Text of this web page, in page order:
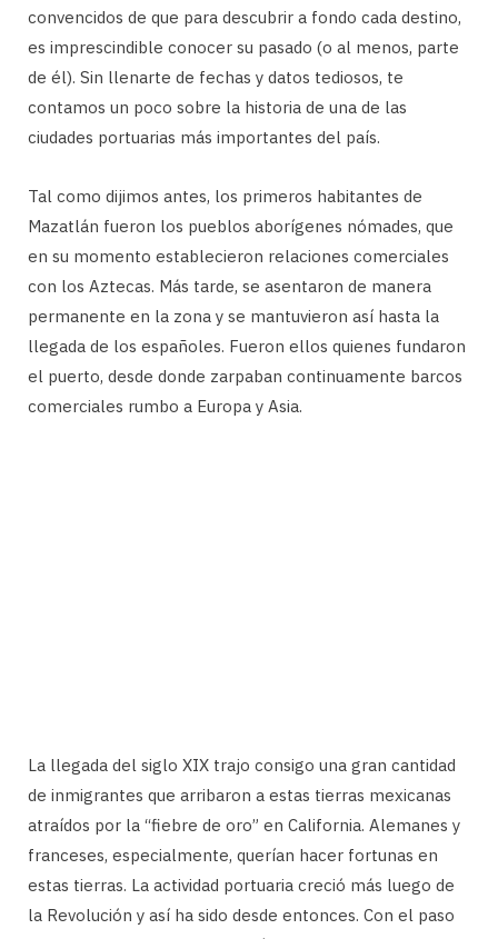
convencidos de que para descubrir a fondo cada destino,
es imprescindible conocer su pasado (o al menos, parte
de él). Sin llenarte de fechas y datos tediosos, te
contamos un poco sobre la historia de una de las
ciudades portuarias más importantes del país.
Tal como dijimos antes, los primeros habitantes de
Mazatlán fueron los pueblos aborígenes nómades, que
en su momento establecieron relaciones comerciales
con los Aztecas. Más tarde, se asentaron de manera
permanente en la zona y se mantuvieron así hasta la
llegada de los españoles. Fueron ellos quienes fundaron
el puerto, desde donde zarpaban continuamente barcos
comerciales rumbo a Europa y Asia.
La llegada del siglo XIX trajo consigo una gran cantidad
de inmigrantes que arribaron a estas tierras mexicanas
atraídos por la “fiebre de oro” en California. Alemanes y
franceses, especialmente, querían hacer fortunas en
estas tierras. La actividad portuaria creció más luego de
la Revolución y así ha sido desde entonces. Con el paso